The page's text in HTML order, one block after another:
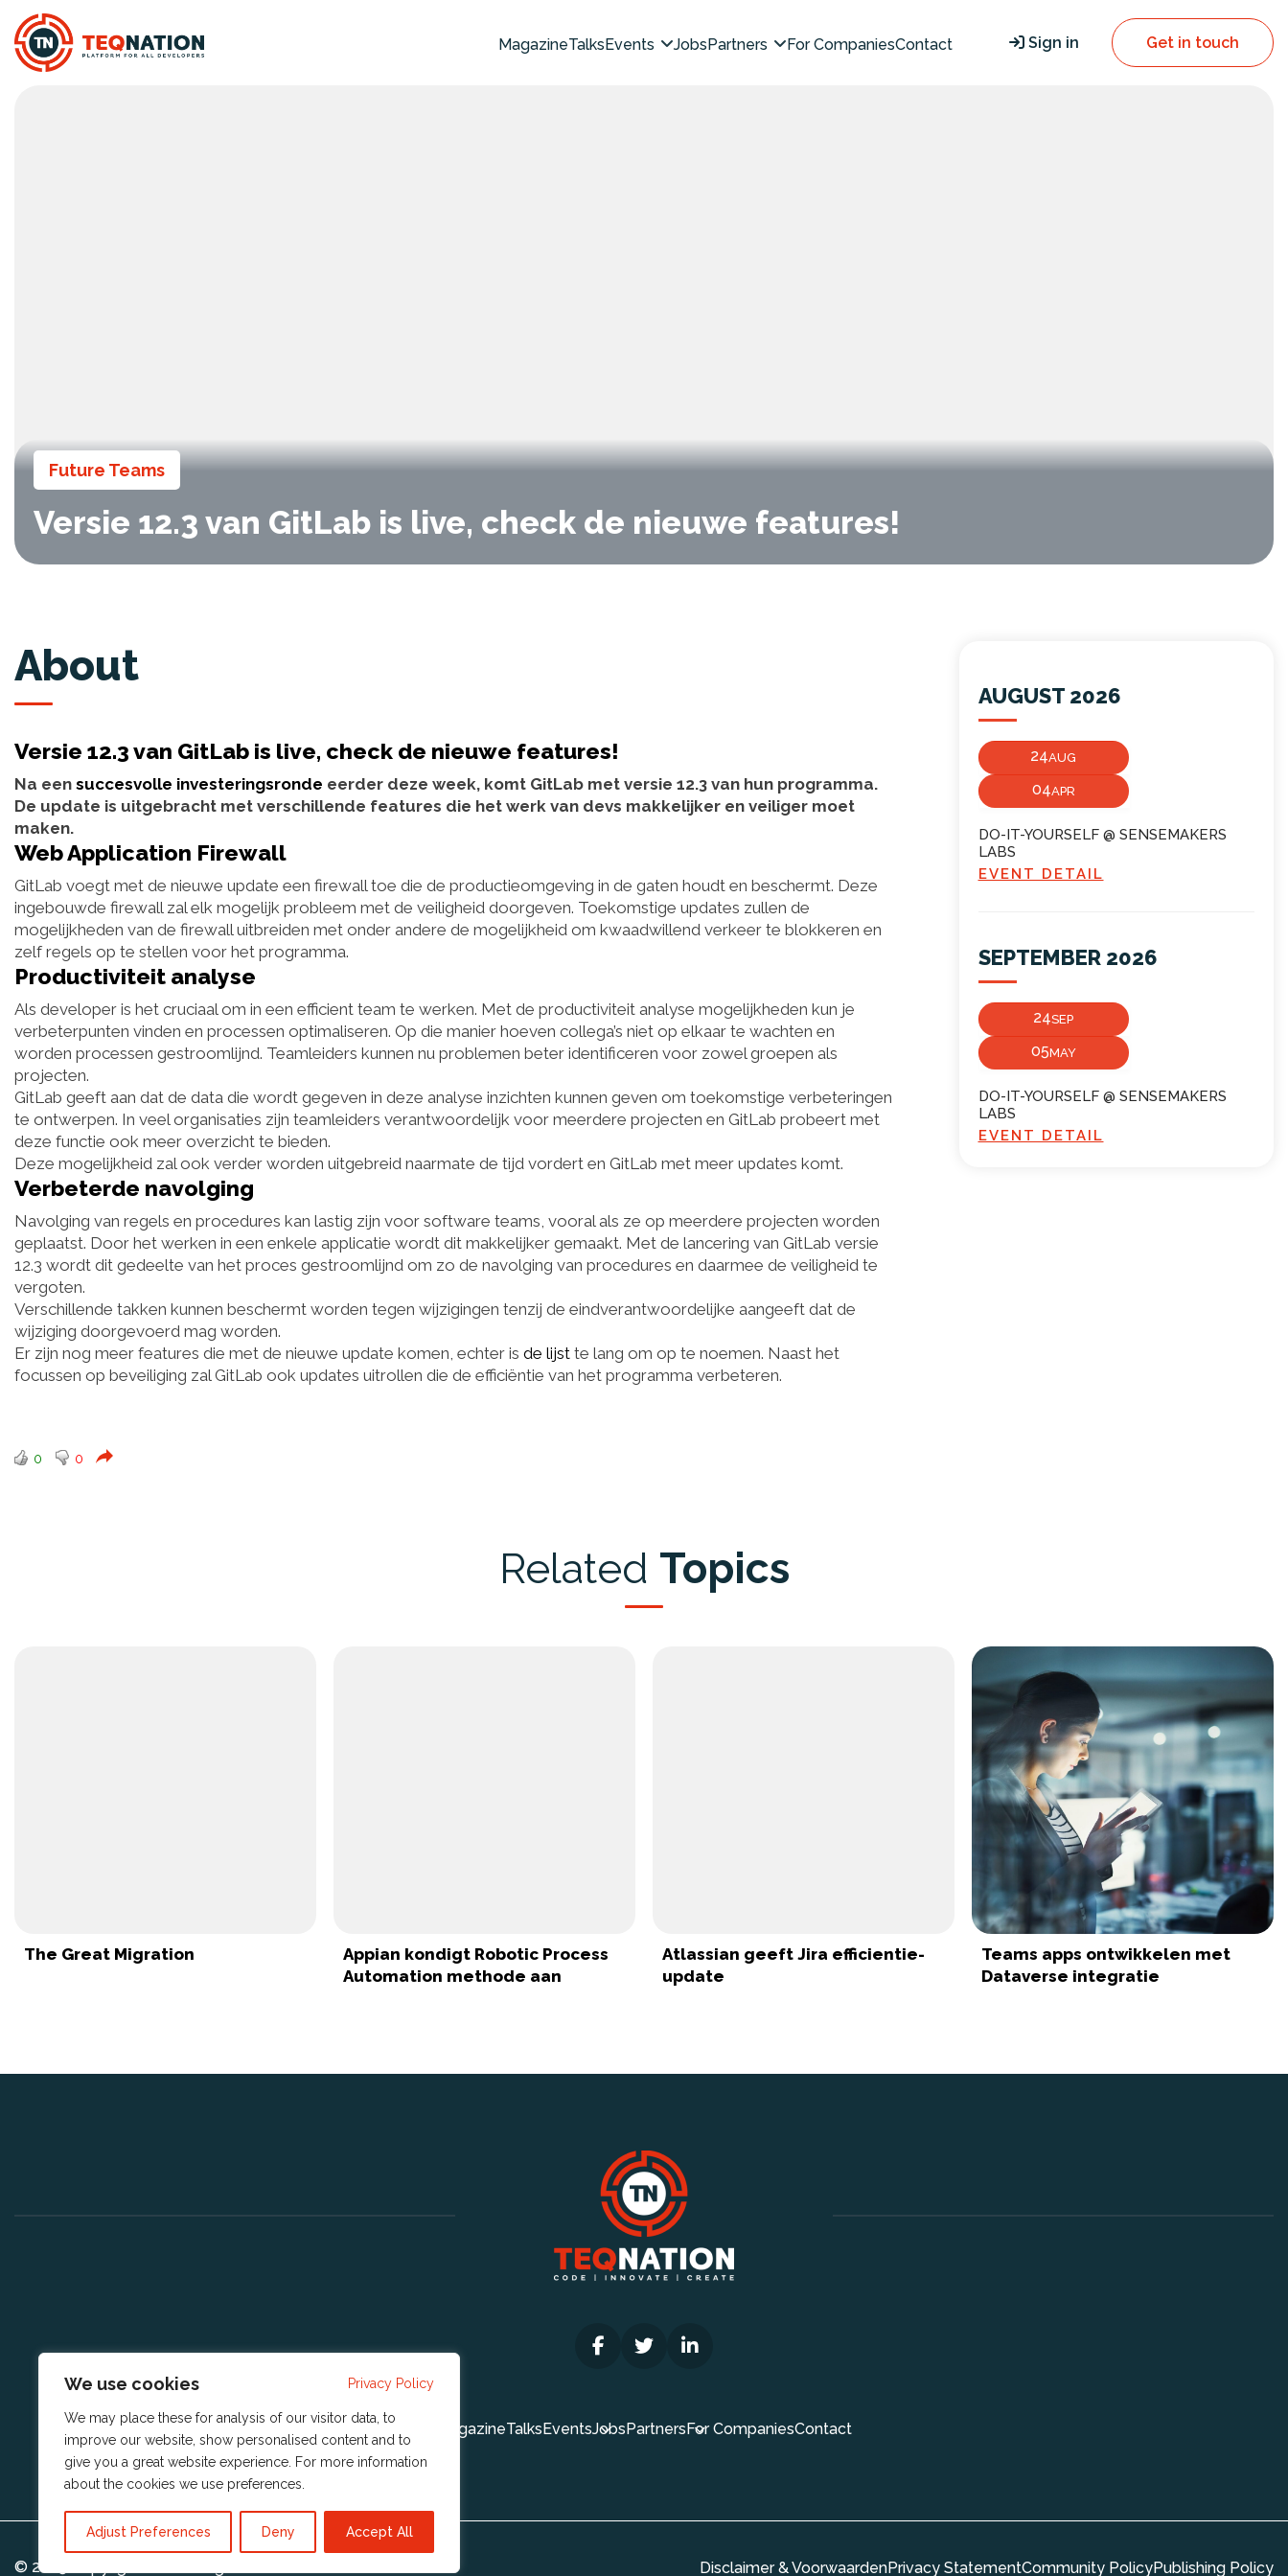
We use cookies Privacy Policy
We may place these for analysis of our visitor data, to
improve our website, show personalised content and to
give you a great website experience. For more information
about the cookies we use preferences
Adjust Preferences Deny Accept All
MagazineTalksEvents JobsPartners For CompaniesContact Sign in Get in touch
Future Teams
Versie 12.3 van GitLab is live, check de nieuwe features!
About
Versie 12.3 van GitLab is live, check de nieuwe features!
Na een succesvolle investeringsronde eerder deze week, komt GitLab met versie 12.3 van hun programma.
De update is uitgebracht met verschillende features die het werk van devs makkelijker en veiliger moet
maken.
Web Application Firewall
GitLab voegt met de nieuwe update een firewall toe die de productieomgeving in de gaten houdt en beschermt. Deze
ingebouwde firewall zal elk mogelijk probleem met de veiligheid doorgeven. Toekomstige updates zullen de
mogelijkheden van de firewall uitbreiden met onder andere de mogelijkheid om kwaadwillend verkeer te blokkeren en
zelf regels op te stellen voor het programma.
Productiviteit analyse
Als developer is het cruciaal om in een efficient team te werken. Met de productiviteit analyse mogelijkheden kun je
verbeterpunten vinden en processen optimaliseren. Op die manier hoeven collega’s niet op elkaar te wachten en
worden processen gestroomlijnd. Teamleiders kunnen nu problemen beter identificeren voor zowel groepen als
projecten.
GitLab geeft aan dat de data die wordt gegeven in deze analyse inzichten kunnen geven om toekomstige verbeteringen
te ontwerpen. In veel organisaties zijn teamleiders verantwoordelijk voor meerdere projecten en GitLab probeert met
deze functie ook meer overzicht te bieden.
Deze mogelijkheid zal ook verder worden uitgebreid naarmate de tijd vordert en GitLab met meer updates komt.
Verbeterde navolging
Navolging van regels en procedures kan lastig zijn voor software teams, vooral als ze op meerdere projecten worden
geplaatst. Door het werken in een enkele applicatie wordt dit makkelijker gemaakt. Met de lancering van GitLab versie
12.3 wordt dit gedeelte van het proces gestroomlijnd om zo de navolging van procedures en daarmee de veiligheid te
vergoten.
Verschillende takken kunnen beschermt worden tegen wijzigingen tenzij de eindverantwoordelijke aangeeft dat de
wijziging doorgevoerd mag worden.
Er zijn nog meer features die met de nieuwe update komen, echter is de lijst te lang om op te noemen. Naast het
focussen op beveiliging zal GitLab ook updates uitrollen die de efficiëntie van het programma verbeteren.
0 0
AUGUST 2026
24AUG
04APR
DO-IT-YOURSELF @ SENSEMAKERS
LABS
EVENT DETAIL
SEPTEMBER 2026
24SEP
05MAY
DO-IT-YOURSELF @ SENSEMAKERS
LABS
EVENT DETAIL
Related Topics
The Great Migration
Appian kondigt Robotic Process
Automation methode aan
Atlassian geeft Jira efficientie-
update
Teams apps ontwikkelen met
Dataverse integratie
MagazineTalksEventsJobsPartnersFor CompaniesContact
© 2023 Copyright Disclaimer & VoorwaardenPrivacy StatementCommunity PolicyPublishing Policy